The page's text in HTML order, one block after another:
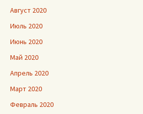
Август 2020
Июль 2020
Июнь 2020
Май 2020
Апрель 2020
Март 2020
Февраль 2020